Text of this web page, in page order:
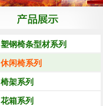
塑钢椅条型材系列
休闲椅系列
椅架系列
花箱系列